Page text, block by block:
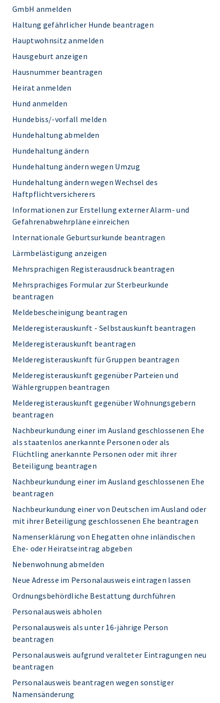
GmbH anmelden
Haltung gefährlicher Hunde beantragen
Hauptwohnsitz anmelden
Hausgeburt anzeigen
Hausnummer beantragen
Heirat anmelden
Hund anmelden
Hundebiss/-vorfall melden
Hundehaltung abmelden
Hundehaltung ändern
Hundehaltung ändern wegen Umzug
Hundehaltung ändern wegen Wechsel des
Haftpflichtversicherers
Informationen zur Erstellung externer Alarm- und
Gefahrenabwehrpläne einreichen
Internationale Geburtsurkunde beantragen
Lärmbelästigung anzeigen
Mehrsprachigen Registerausdruck beantragen
Mehrsprachiges Formular zur Sterbeurkunde
beantragen
Meldebescheinigung beantragen
Melderegisterauskunft - Selbstauskunft beantragen
Melderegisterauskunft beantragen
Melderegisterauskunft für Gruppen beantragen
Melderegisterauskunft gegenüber Parteien und
Wählergruppen beantragen
Melderegisterauskunft gegenüber Wohnungsgebern
beantragen
Nachbeurkundung einer im Ausland geschlossenen Ehe
als staatenlos anerkannte Personen oder als
Flüchtling anerkannte Personen oder mit ihrer
Beteiligung beantragen
Nachbeurkundung einer im Ausland geschlossenen Ehe
beantragen
Nachbeurkundung einer von Deutschen im Ausland oder
mit ihrer Beteiligung geschlossenen Ehe beantragen
Namenserklärung von Ehegatten ohne inländischen
Ehe- oder Heiratseintrag abgeben
Nebenwohnung abmelden
Neue Adresse im Personalausweis eintragen lassen
Ordnungsbehördliche Bestattung durchführen
Personalausweis abholen
Personalausweis als unter 16-jährige Person
beantragen
Personalausweis aufgrund veralteter Eintragungen neu
beantragen
Personalausweis beantragen wegen sonstiger
Namensänderung